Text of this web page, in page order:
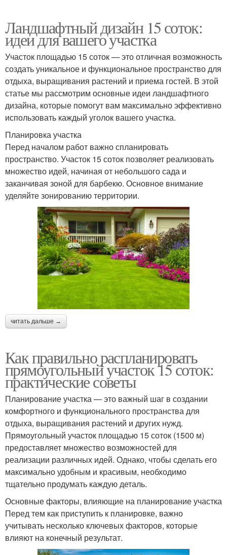
Ландшафтный дизайн 15 соток:
идеи для вашего участка
Участок площадью 15 соток — это отличная возможность
создать уникальное и функциональное пространство для
отдыха, выращивания растений и приема гостей. В этой
статье мы рассмотрим основные идеи ландшафтного
дизайна, которые помогут вам максимально эффективно
использовать каждый уголок вашего участка.
Планировка участка
Перед началом работ важно спланировать
пространство. Участок 15 соток позволяет реализовать
множество идей, начиная от небольшого сада и
заканчивая зоной для барбекю. Основное внимание
уделяйте зонированию территории.
читать дальше →
Как правильно распланировать
прямоугольный участок 15 соток:
практические советы
Планирование участка — это важный шаг в создании
комфортного и функционального пространства для
отдыха, выращивания растений и других нужд.
Прямоугольный участок площадью 15 соток (1500 м)
предоставляет множество возможностей для
реализации различных идей. Однако, чтобы сделать его
максимально удобным и красивым, необходимо
тщательно продумать каждую деталь.
Основные факторы, влияющие на планирование участка
Перед тем как приступить к планировке, важно
учитывать несколько ключевых факторов, которые
влияют на конечный результат.